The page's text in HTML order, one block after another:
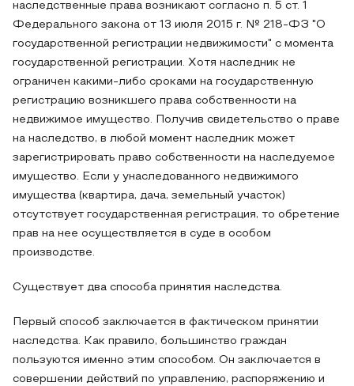
наследственные права возникают согласно п. 5 ст. 1
Федерального закона от 13 июля 2015 г. № 218-ФЗ "О
государственной регистрации недвижимости" с момента
государственной регистрации. Хотя наследник не
ограничен какими-либо сроками на государственную
регистрацию возникшего права собственности на
недвижимое имущество. Получив свидетельство о праве
на наследство, в любой момент наследник может
зарегистрировать право собственности на наследуемое
имущество. Если у унаследованного недвижимого
имущества (квартира, дача, земельный участок)
отсутствует государственная регистрация, то обретение
прав на нее осуществляется в суде в особом
производстве.
Существует два способа принятия наследства.
Первый способ заключается в фактическом принятии
наследства. Как правило, большинство граждан
пользуются именно этим способом. Он заключается в
совершении действий по управлению, распоряжению и